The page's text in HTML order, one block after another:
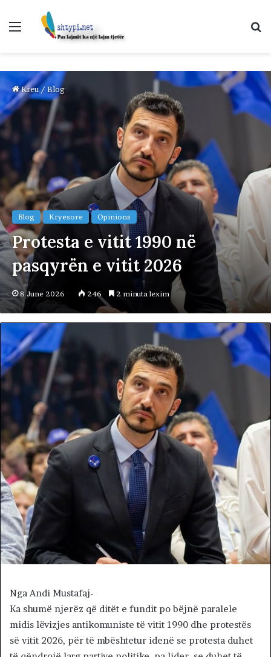
Menu
Kreu/Blog
Blog Kryesore Opinions
Protesta e vitit 1990 në
pasqyrën e vitit 2026
8 June 2026 246 2 minuta lexim
Nga Andi Mustafaj-
Ka shumë njerëz që ditët e fundit po bëjnë paralele
midis lëvizjes antikomuniste të vitit 1990 dhe protestës
së vitit 2026, për të mbështetur idenë se protesta duhet